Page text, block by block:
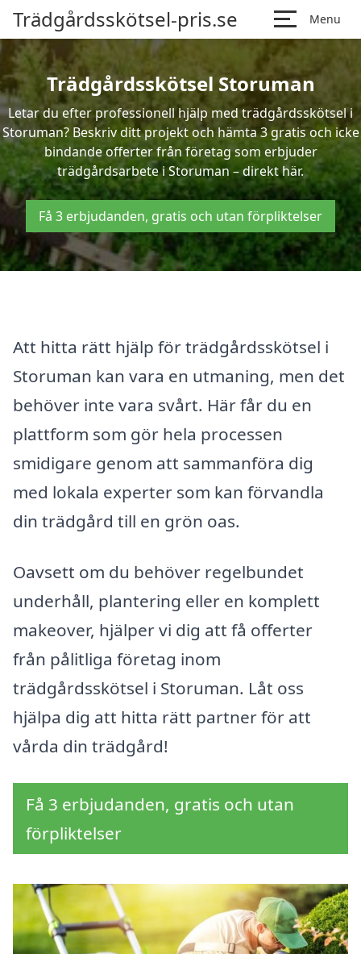
Trädgårdsskötsel-pris.se Menu
Trädgårdsskötsel Storuman
Letar du efter professionell hjälp med trädgårdsskötsel i
Storuman? Beskriv ditt projekt och hämta 3 gratis och icke
bindande offerter från företag som erbjuder
trädgårdsarbete i Storuman – direkt här.
Få 3 erbjudanden, gratis och utan förpliktelser
Att hitta rätt hjälp för trädgårdsskötsel i
Storuman kan vara en utmaning, men det
behöver inte vara svårt. Här får du en
plattform som gör hela processen
smidigare genom att sammanföra dig
med lokala experter som kan förvandla
din trädgård till en grön oas.
Oavsett om du behöver regelbundet
underhåll, plantering eller en komplett
makeover, hjälper vi dig att få offerter
från pålitliga företag inom
trädgårdsskötsel i Storuman. Låt oss
hjälpa dig att hitta rätt partner för att
vårda din trädgård!
Få 3 erbjudanden, gratis och utan
förpliktelser